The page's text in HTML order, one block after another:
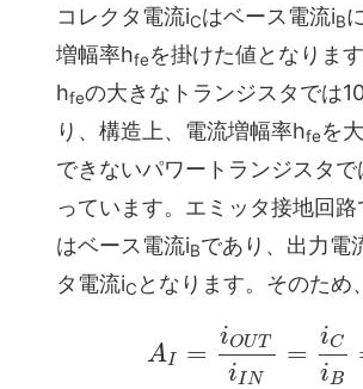
コレクタ電流iCはベース電流iB
増幅率hfeを掛けた値となりま
hfeの大きなトランジスタでは
り、構造上、電流増幅率hfeを
できないパワートランジスタ
っています。エミッタ接地回
はベース電流iBであり、出力電
タ電流iC となります。そのため
AI =
iOUT
iIN
=
iC
iB